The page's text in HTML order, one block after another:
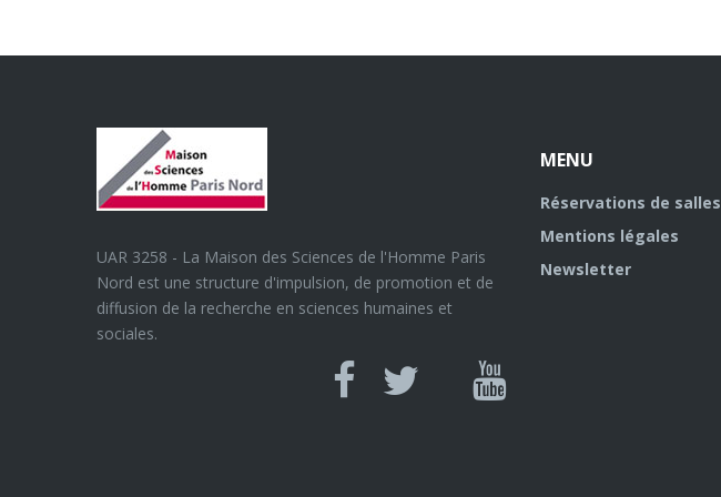
UAR 3258 - La Maison des Sciences de l'Homme Paris
Nord est une structure d'impulsion, de promotion et de
diffusion de la recherche en sciences humaines et
sociales.
Canal
MENU
Réservations de salles
Mentions légales
Newsletter